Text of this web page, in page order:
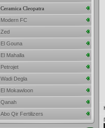
Ceramica Cleopatra
Modern FC
Zed
El Gouna
El Mahalla
Petrojet
Wadi Degla
El Mokawloon
Qanah
Abo Qir Fertilizers